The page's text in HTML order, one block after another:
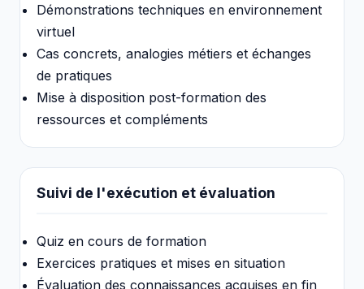
Démonstrations techniques en environnement
virtuel
Cas concrets, analogies métiers et échanges
de pratiques
Mise à disposition post-formation des
ressources et compléments
Suivi de l'exécution et évaluation
Quiz en cours de formation
Exercices pratiques et mises en situation
Évaluation des connaissances acquises en fin